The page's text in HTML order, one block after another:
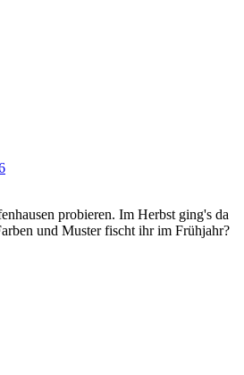
probieren. Im Herbst ging's da
und Muster fischt ihr im Frühjahr?